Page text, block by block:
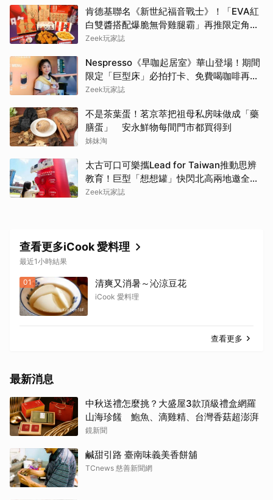
肯德基聯名《新世紀福音戰士》！「EVA紅
白雙醬搭配爆脆無骨雞腿霸」再推限定角色
卡、周邊必搶收
Zeek玩家誌
Nespresso《早咖起居室》華山登場！期間
限定「巨型床」必拍打卡、免費喝咖啡再拿
好禮
Zeek玩家誌
不是茶葉蛋！茗京萃把祖母私房味做成「藥
膳蛋」 安永鮮物每間門市都買得到
姊妹淘
太古可口可樂攜Lead for Taiwan推動思辨
教育！巨型「想想罐」快閃北高兩地邀全民
挑戰「打破慣性」
Zeek玩家誌
查看更多iCook 愛料理
最近1小時結果
01 清爽又消暑～沁涼豆花
iCook 愛料理
查看更多
最新消息
中秋送禮怎麼挑？大盛屋3款頂級禮盒網羅
山海珍饈 鮑魚、滴雞精、台灣香菇超澎湃
鏡新聞
鹹甜引路 臺南味義美香餅舖
TCnews 慈善新聞網